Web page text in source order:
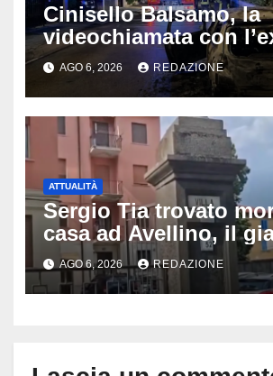
Cinisello Balsamo, la
videochiamata con
fidanzata e il
lotta tra la vita e la
AGO 6, 2026 REDAZIONE
ATTUALITÀ
Sergio Tia trovato
casa ad Avellino, il
porta socchiusa:
l’autopsia
AGO 6, 2026 REDAZIONE